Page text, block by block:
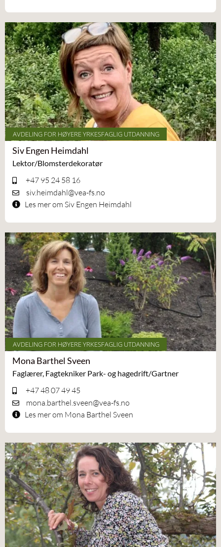
AVDELING FOR HØYERE YRKESFAGLIG UTDANNING
Siv Engen Heimdahl
Lektor/Blomsterdekoratør
+47 95 24 58 16
siv.heimdahl@vea-fs.no
Les mer om Siv Engen Heimdahl
AVDELING FOR HØYERE YRKESFAGLIG UTDANNING
Mona Barthel Sveen
Faglærer, Fagtekniker Park- og hagedrift/Gartner
+47 48 07 49 45
mona.barthel.sveen@vea-fs.no
Les mer om Mona Barthel Sveen